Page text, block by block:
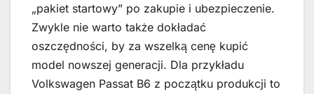
„pakiet startowy” po zakupie i ubezpieczenie.
Zwykle nie warto także dokładać
oszczędności, by za wszelką cenę kupić
model nowszej generacji. Dla przykładu
Volkswagen Passat B6 z początku produkcji to